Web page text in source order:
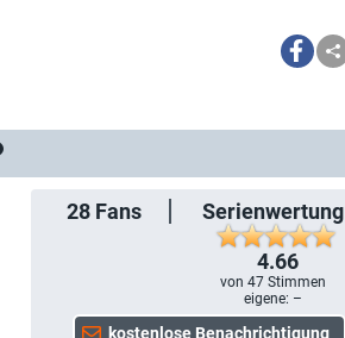
28 Fans
Serienwertung
4.66
von 47Stimmen
eigene: –